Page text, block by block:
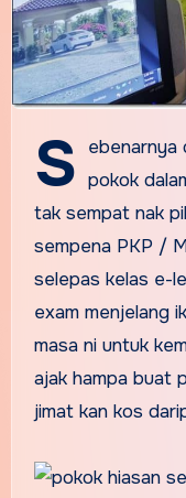
S
ebenarnya
pokok
tak sempat nak
sempena PKP /
selepas kelas e-
exam menjelang
masa ni untuk
ajak hampa buat
jimat kan kos